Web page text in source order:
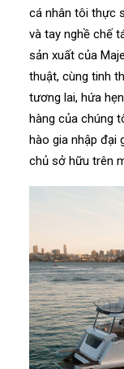
cá nhân tôi thực
và tay nghề chế
sản xuất của
thuật, cùng tinh
tương lai, hứa
hàng của chúng
hào gia nhập đại
chủ sở hữu trên